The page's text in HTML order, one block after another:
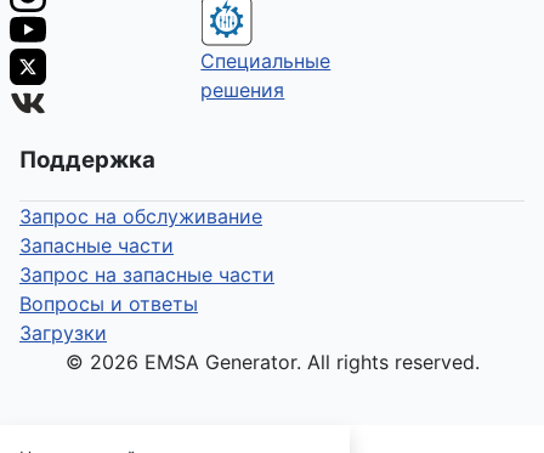
Специальные
решения
Поддержка
Запрос на обслуживание
Запасные части
Запрос на запасные части
Вопросы и ответы
Загрузки
© 2026 EMSA Generator. All rights reserved.